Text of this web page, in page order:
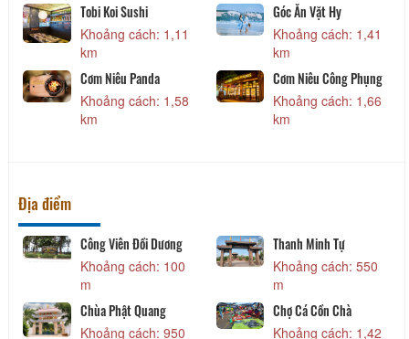
Góc Ăn Vặt Hy
Khoảng cách: 1,41
Cơm Niêu Công Phụng
Khoảng cách: 1,66
Nhà Hàng Deja Vu
Khoảng cách: 9,34
MỘT NẮNG Seafood
restaurant
Khoảng cách: 13,75
Địa điểm
Thanh Minh Tự
Khoảng cách: 550
Chợ Cá Cồn Chà
Khoảng cách: 1,42
Vạn Thuỷ Tú
Khoảng cách: 1,76
km
Công Viên Võ Văn Kiệt
Khoảng cách: 2,21